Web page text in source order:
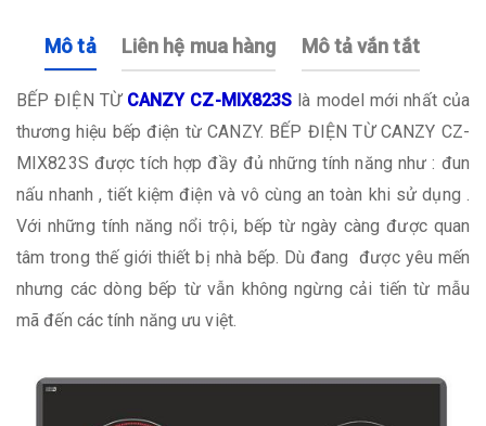
Mô tả Liên hệ mua hàng Mô tả vắn tắt
BẾP ĐIỆN TỪ CANZY CZ-MIX823S là model mới nhất của
thương hiệu bếp điện từ CANZY. BẾP ĐIỆN TỪ CANZY CZ-
MIX823S được tích hợp đầy đủ những tính năng như : đun
nấu nhanh , tiết kiệm điện và vô cùng an toàn khi sử dụng .
Với những tính năng nổi trội, bếp từ ngày càng được quan
tâm trong thế giới thiết bị nhà bếp. Dù đang được yêu mến
nhưng các dòng bếp từ vẫn không ngừng cải tiến từ mẫu
mã đến các tính năng ưu việt.